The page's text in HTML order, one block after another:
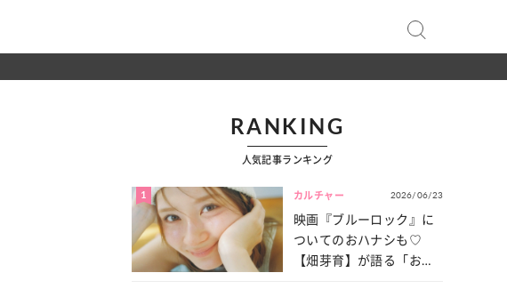
RANKING
人気記事ランキング
1 カルチャー 2026/06/23
映画『ブルーロック』に
ついてのおハナシも♡
【畑芽育】が語る「お仕